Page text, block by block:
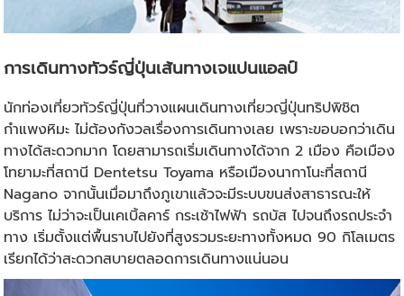
การเดินทางทัวร์ญี่ปุ่นเส้นทางเจแปนแอลป์
นักท่องเที่ยวทัวร์ญี่ปุ่นที่วางแผนเดินทางเที่ยวญี่ปุ่นทริปพิชิต
กำแพงหิมะ ไม่ต้องกังวลเรื่องการเดินทางเลย เพราะขอบอกว่าเดิน
ทางได้สะดวกมาก โดยสามารถเริ่มเดินทางได้จาก 2 เมือง คือเมือง
โทยามะที่สถานี Dentetsu Toyama หรือเมืองนากาโนะที่สถานี
Nagano จากนั้นเมื่อมาถึงภูเขาแล้วจะมีระบบขนส่งสาธารณะให้
บริการ ไม่ว่าจะเป็นเคเบิ้ลคาร์ กระเช้าไฟฟ้า รถบัส ไปจนถึงรถประจำ
ทาง เริ่มตั้งแต่พื้นราบไปยังที่สูงรวมระยะทางทั้งหมด 90 กิโลเมตร
เรียกได้ว่าสะดวกสบายตลอดการเดินทางแน่นอน